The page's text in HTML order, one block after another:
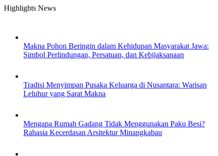
Skip
Highlights News
Makna Pohon Beringin dalam Kehidupan Masyarakat Jawa:
Simbol Perlindungan, Persatuan, dan Kebijaksanaan
Tradisi Menyimpan Pusaka Keluarga di Nusantara: Warisan
Leluhur yang Sarat Makna
Mengapa Rumah Gadang Tidak Menggunakan Paku Besi?
Rahasia Kecerdasan Arsitektur Minangkabau